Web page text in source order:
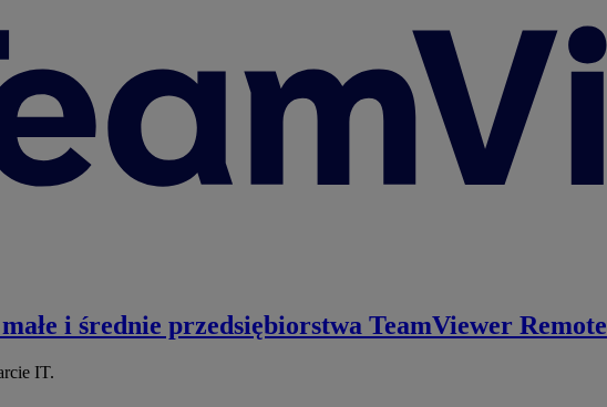
i średnie przedsiębiorstwa TeamViewer Remote
IT.